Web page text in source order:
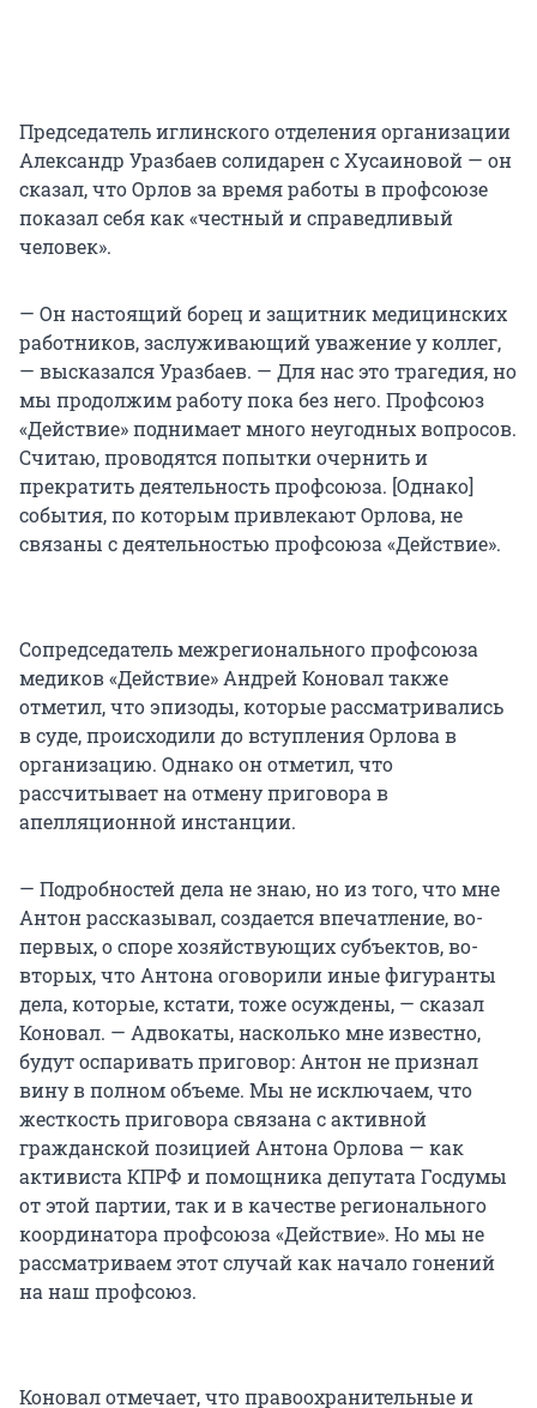
Председатель иглинского отделения организации
Александр Уразбаев солидарен с Хусаиновой — он
сказал, что Орлов за время работы в профсоюзе
показал себя как «честный и справедливый
человек».
— Он настоящий борец и защитник медицинских
работников, заслуживающий уважение у коллег,
— высказался Уразбаев. — Для нас это трагедия, но
мы продолжим работу пока без него. Профсоюз
«Действие» поднимает много неугодных вопросов.
Считаю, проводятся попытки очернить и
прекратить деятельность профсоюза. [Однако]
события, по которым привлекают Орлова, не
связаны с деятельностью профсоюза «Действие».
Сопредседатель межрегионального профсоюза
медиков «Действие» Андрей Коновал также
отметил, что эпизоды, которые рассматривались
в суде, происходили до вступления Орлова в
организацию. Однако он отметил, что
рассчитывает на отмену приговора в
апелляционной инстанции.
— Подробностей дела не знаю, но из того, что мне
Антон рассказывал, создается впечатление, во-
первых, о споре хозяйствующих субъектов, во-
вторых, что Антона оговорили иные фигуранты
дела, которые, кстати, тоже осуждены, — сказал
Коновал. — Адвокаты, насколько мне известно,
будут оспаривать приговор: Антон не признал
вину в полном объеме. Мы не исключаем, что
жесткость приговора связана с активной
гражданской позицией Антона Орлова — как
активиста КПРФ и помощника депутата Госдумы
от этой партии, так и в качестве регионального
координатора профсоюза «Действие». Но мы не
рассматриваем этот случай как начало гонений
на наш профсоюз.
Коновал отмечает, что правоохранительные и